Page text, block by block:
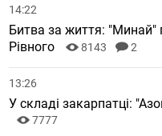
14:22
Битва за життя: "Минай"
Рівного
8143 2
13:26
У складі закарпатці:
7777